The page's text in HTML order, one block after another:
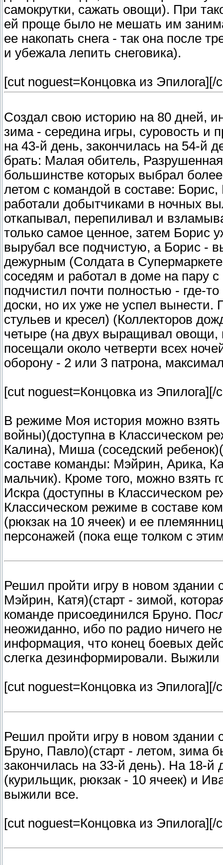
самокрутки, сажать овощи). При
ей проще было не мешать им
ее накопать снега - так она после
и убежала лепить снеговика).
[cut noguest=Концовка из Эпилога] [/
Создал свою историю на 80 дней,
зима - середина игры, суровость и
на 43-й день, закончилась на 54-й
брать: Малая обитель,
большинстве которых выбрал
летом с командой в составе:
работали добытчиками в ночных
откапывал, перепиливал и
только самое ценное, затем Борис
вырубал все подчистую, а Борис -
дежурным (Солдата в
соседям и работал в доме на пару
подчистил почти полностью - где-
доски, но их уже не успел вынести.
стульев и кресел) (Коллекторов
четыре (на двух выращивал овощи,
посещали около четверти всех
оборону - 2 или 3 патрона,
[cut noguest=Концовка из Эпилога][/
В режиме Моя история можно взять
войны)(доступна в Классическом
Калина), Миша (соседский
составе команды: Мэйрин, Арика,
мальчик). Кроме того, можно взять
Искра (доступны в Классическом
Классическом режиме в составе
(рюкзак на 10 ячеек) и ее
персонажей (пока еще толком с
Решил пройти игру в новом здании
Мэйрин, Катя)(старт - зимой,
команде присоединился Бруно.
неожиданно, ибо по радио ничего
информация, что конец боевых
слегка дезинформировали. Выжили
[cut noguest=Концовка из Эпилога] [/
Решил пройти игру в новом здании
Бруно, Павло)(старт - летом, зима
закончилась на 33-й день). На 18-й
(курильщик, рюкзак - 10 ячеек) и
выжили все.
[cut noguest=Концовка из Эпилога] [/